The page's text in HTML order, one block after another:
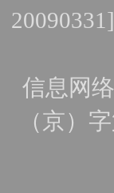
20090331]
信息网
（京）